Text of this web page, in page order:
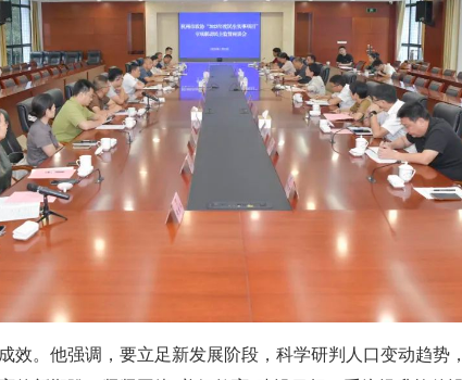
效。他强调，要立足新发展阶段，科学研判人口变动趋